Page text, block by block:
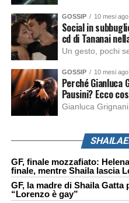
GOSSIP 10 mesi ago
Social in
cd di Tananai
GOSSIP 10 mesi ago
Perché Gianluca
Pausini? Ecco
GF, finale mozzafiato:
finale, mentre Shaila lascia
GF, la madre di Shaila
“Lorenzo è gay”